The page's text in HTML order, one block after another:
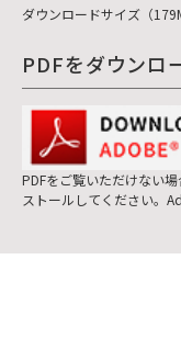
ダウンロードサイズ（
PDFをダウンロ
PDFをご覧いただけない
ストールしてください。